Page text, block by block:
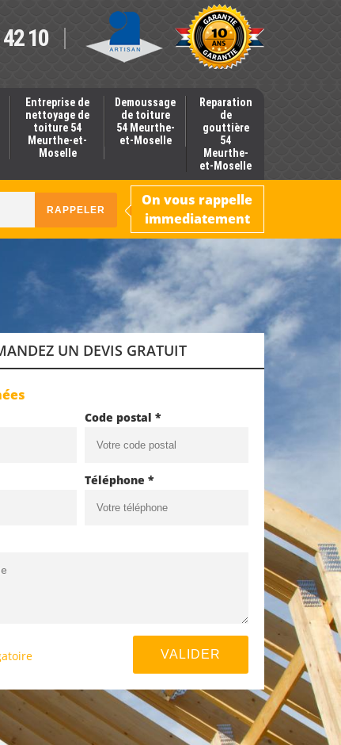
10
Entreprise de
nettoyage de
toiture 54
Meurthe-et-
Moselle
Demoussage
de toiture
54 Meurthe-
et-Moselle
Reparation
de
gouttière
54
Meurthe-
et-Moselle
On vous rappelle
immediatement
UN DEVIS GRATUIT
Code postal *
Téléphone *